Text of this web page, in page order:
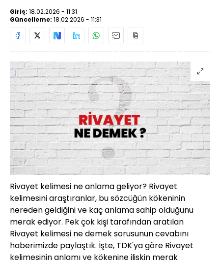
Giriş: 18.02.2026 - 11:31
Güncelleme: 18.02.2026 - 11:31
Rivayet kelimesi ne anlama geliyor? Rivayet
kelimesini araştıranlar, bu sözcüğün kökeninin
nereden geldiğini ve kaç anlama sahip olduğunu
merak ediyor. Pek çok kişi tarafından aratılan
Rivayet kelimesi ne demek sorusunun cevabını
haberimizde paylaştık. İşte, TDK'ya göre Rivayet
kelimesinin anlamı ve kökenine ilişkin merak